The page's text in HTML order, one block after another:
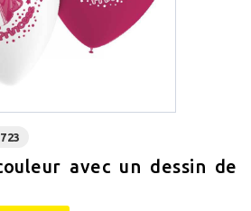
avec un dessin de